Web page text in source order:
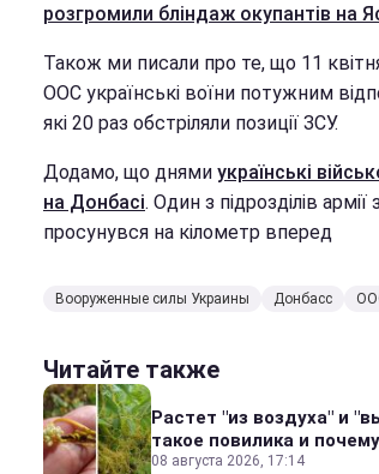
розгромили бліндаж окупантів на
Також ми писали про те, що 11
ООС українські воїни потужним
які 20 раз обстріляли позиції ЗСУ.
Додамо, що днями українські
на Донбасі. Один з підрозділів
просунувся на кілометр вперед
Вооруженные силы Украины Донбасс
Читайте также
Растет "из воздуха" и
такое повилика и
08 августа 2026, 17:14